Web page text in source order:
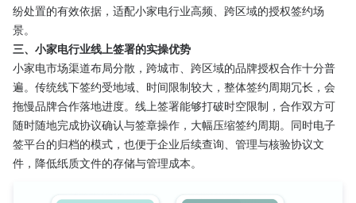
纷处置的有效依据，适配小家电行业高频、跨区域的授权签约场
景。
三、小家电行业线上签署的实操优势
小家电市场渠道布局分散，跨城市、跨区域的品牌授权合作十分普
遍。传统线下签约受地域、时间限制较大，整体签约周期冗长，会
拖慢品牌合作落地进度。线上签署能够打破时空限制，合作双方可
随时随地完成协议确认与签章操作，大幅压缩签约周期。同时电子
签平台的归档的模式，也便于企业后续查询、管理与核验协议文
件，降低纸质文件的存储与管理成本。